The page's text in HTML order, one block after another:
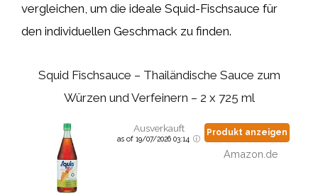
vergleichen, um die ideale Squid-Fischsauce für
den individuellen Geschmack zu finden.
Squid Fischsauce – Thailändische Sauce zum
Würzen und Verfeinern – 2 x 725 ml
Ausverkauft
as of 19/07/2026 03:14
Produkt anzeigen
Amazon.de